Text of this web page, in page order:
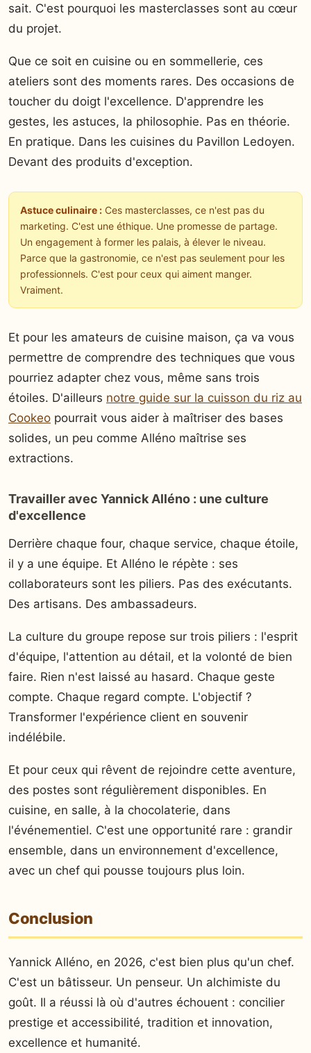
sait. C'est pourquoi les masterclasses sont au cœur
du projet.
Que ce soit en cuisine ou en sommellerie, ces
ateliers sont des moments rares. Des occasions de
toucher du doigt l'excellence. D'apprendre les
gestes, les astuces, la philosophie. Pas en théorie.
En pratique. Dans les cuisines du Pavillon Ledoyen.
Devant des produits d'exception.
Astuce culinaire : Ces masterclasses, ce n'est pas du
marketing. C'est une éthique. Une promesse de partage.
Un engagement à former les palais, à élever le niveau.
Parce que la gastronomie, ce n'est pas seulement pour les
professionnels. C'est pour ceux qui aiment manger.
Vraiment.
Et pour les amateurs de cuisine maison, ça va vous
permettre de comprendre des techniques que vous
pourriez adapter chez vous, même sans trois
étoiles. D'ailleurs notre guide sur la cuisson du riz au
Cookeo pourrait vous aider à maîtriser des bases
solides, un peu comme Alléno maîtrise ses
extractions.
Travailler avec Yannick Alléno : une culture
d'excellence
Derrière chaque four, chaque service, chaque étoile,
il y a une équipe. Et Alléno le répète : ses
collaborateurs sont les piliers. Pas des exécutants.
Des artisans. Des ambassadeurs.
La culture du groupe repose sur trois piliers : l'esprit
d'équipe, l'attention au détail, et la volonté de bien
faire. Rien n'est laissé au hasard. Chaque geste
compte. Chaque regard compte. L'objectif ?
Transformer l'expérience client en souvenir
indélébile.
Et pour ceux qui rêvent de rejoindre cette aventure,
des postes sont régulièrement disponibles. En
cuisine, en salle, à la chocolaterie, dans
l'événementiel. C'est une opportunité rare : grandir
ensemble, dans un environnement d'excellence,
avec un chef qui pousse toujours plus loin.
Conclusion
Yannick Alléno, en 2026, c'est bien plus qu'un chef.
C'est un bâtisseur. Un penseur. Un alchimiste du
goût. Il a réussi là où d'autres échouent : concilier
prestige et accessibilité, tradition et innovation,
excellence et humanité.